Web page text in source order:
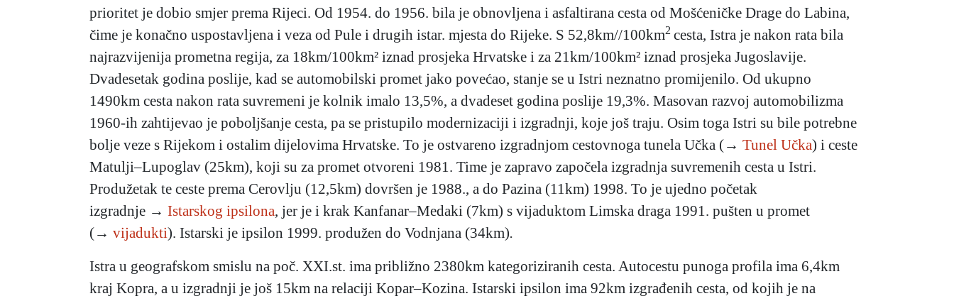
prioritet je dobio smjer prema Rijeci. Od 1954. do 1956. bila je obnovljena i asfaltirana cesta od Mošćeničke Drage do Labina,
čime je konačno uspostavljena i veza od Pule i drugih istar. mjesta do Rijeke. S 52,8km//100km2 cesta, Istra je nakon rata bila
najrazvijenija prometna regija, za 18km/100km² iznad prosjeka Hrvatske i za 21km/100km² iznad prosjeka Jugoslavije.
Dvadesetak godina poslije, kad se automobilski promet jako povećao, stanje se u Istri neznatno promijenilo. Od ukupno
1490km cesta nakon rata suvremeni je kolnik imalo 13,5%, a dvadeset godina poslije 19,3%. Masovan razvoj automobilizma
1960-ih zahtijevao je poboljšanje cesta, pa se pristupilo modernizaciji i izgradnji, koje još traju. Osim toga Istri su bile potrebne
bolje veze s Rijekom i ostalim dijelovima Hrvatske. To je ostvareno izgradnjom cestovnoga tunela Učka (→ Tunel Učka) i ceste
Matulji–Lupoglav (25km), koji su za promet otvoreni 1981. Time je zapravo započela izgradnja suvremenih cesta u Istri.
Produžetak te ceste prema Cerovlju (12,5km) dovršen je 1988., a do Pazina (11km) 1998. To je ujedno početak
izgradnje → Istarskog ipsilona, jer je i krak Kanfanar–Medaki (7km) s vijaduktom Limska draga 1991. pušten u promet
(→ vijadukti). Istarski je ipsilon 1999. produžen do Vodnjana (34km).
Istra u geografskom smislu na poč. XXI.st. ima približno 2380km kategoriziranih cesta. Autocestu punoga profila ima 6,4km
kraj Kopra, a u izgradnji je još 15km na relaciji Kopar–Kozina. Istarski ipsilon ima 92km izgrađenih cesta, od kojih je na